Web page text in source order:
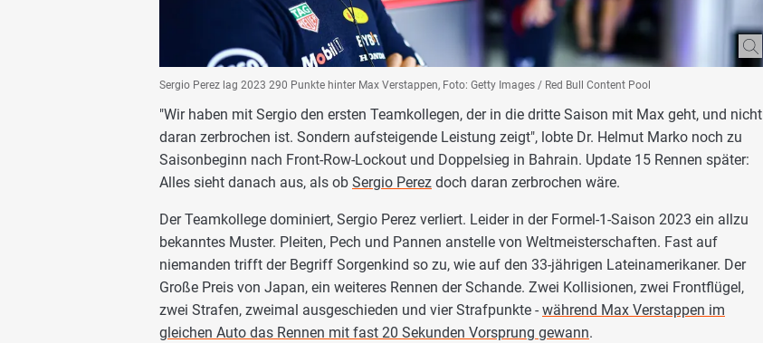
Sergio Perez lag 2023 290 Punkte hinter Max Verstappen, Foto: Getty Images / Red Bull Content Pool
"Wir haben mit Sergio den ersten Teamkollegen, der in die dritte Saison mit Max geht, und nicht
daran zerbrochen ist. Sondern aufsteigende Leistung zeigt", lobte Dr. Helmut Marko noch zu
Saisonbeginn nach Front-Row-Lockout und Doppelsieg in Bahrain. Update 15 Rennen später:
Alles sieht danach aus, als ob Sergio Perez doch daran zerbrochen wäre.
Der Teamkollege dominiert, Sergio Perez verliert. Leider in der Formel-1-Saison 2023 ein allzu
bekanntes Muster. Pleiten, Pech und Pannen anstelle von Weltmeisterschaften. Fast auf
niemanden trifft der Begriff Sorgenkind so zu, wie auf den 33-jährigen Lateinamerikaner. Der
Große Preis von Japan, ein weiteres Rennen der Schande. Zwei Kollisionen, zwei Frontflügel,
zwei Strafen, zweimal ausgeschieden und vier Strafpunkte - während Max Verstappen im
gleichen Auto das Rennen mit fast 20 Sekunden Vorsprung gewann.